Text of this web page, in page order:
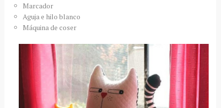
Marcador
Aguja e hilo blanco
Máquina de coser